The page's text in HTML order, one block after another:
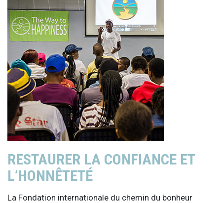
RESTAURER LA CONFIANCE ET
L’HONNÊTETÉ
La Fondation internationale du chemin du bonheur